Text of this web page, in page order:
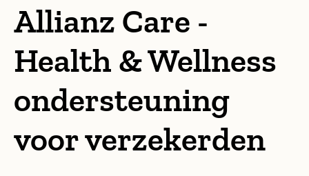
Allianz Care -
Health & Wellness
ondersteuning
voor verzekerden